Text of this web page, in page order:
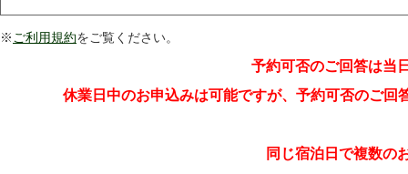
※ ご利用規約をご覧ください。
予約可否のご回答は当
休業日中のお申込みは可能ですが、予約可否のご
同じ宿泊日で複数の